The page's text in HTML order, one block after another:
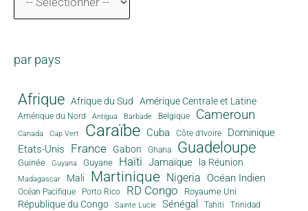
par pays
Afrique Afrique du Sud Amérique Centrale et Latine
Amérique du Nord Antigua Barbade Belgique Cameroun
Canada Cap Vert Caraïbe Cuba Côte d'Ivoire
Dominique
Etats-Unis
France Gabon Ghana Guadeloupe
Guinée Guyana Guyane Haïti Jamaïque la Réunion
Madagascar Mali Martinique Nigeria Océan Indien
Océan Pacifique Porto Rico RD Congo Royaume Uni
République du Congo Sainte Lucie Sénégal Tahiti Trinidad